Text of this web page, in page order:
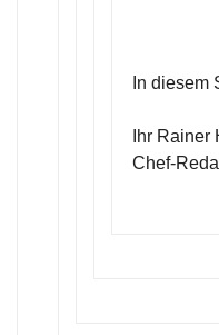
In diesem
Ihr Rainer
Chef-